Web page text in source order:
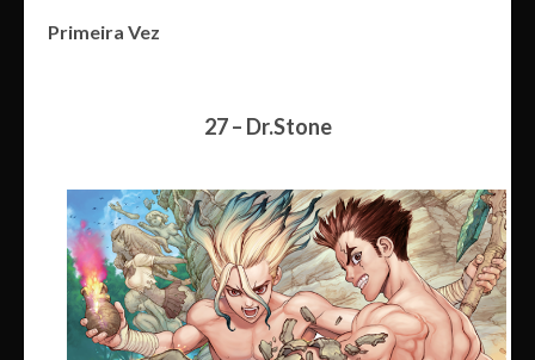
Primeira Vez
27 – Dr.Stone